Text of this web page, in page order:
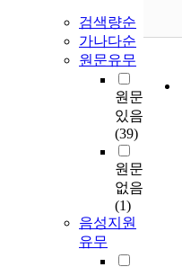
검색량순
가나다순
원문유무
원문
있음
(39)
원문
없음
(1)
음성지원
유무